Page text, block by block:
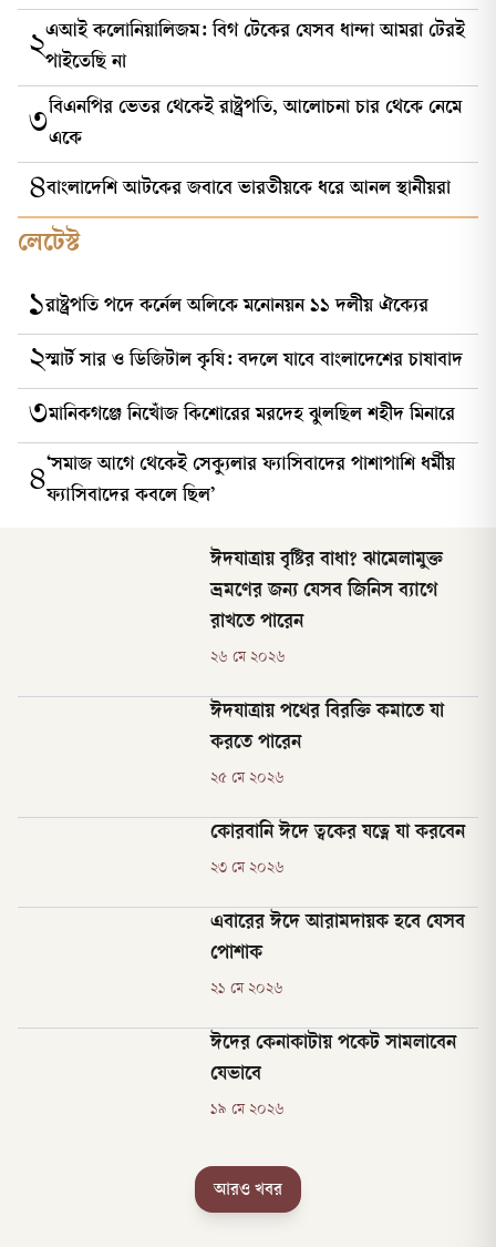
২এআই কলোনিয়ালিজম: বিগ টেকের যেসব ধান্দা আমরা টেরই
পাইতেছি না
৩বিএনপির ভেতর থেকেই রাষ্ট্রপতি, আলোচনা চার থেকে নেমে
একে
৪বাংলাদেশি আটকের জবাবে ভারতীয়কে ধরে আনল স্থানীয়রা
লেটেস্ট
১রাষ্ট্রপতি পদে কর্নেল অলিকে মনোনয়ন ১১ দলীয় ঐক্যের
২স্মার্ট সার ও ডিজিটাল কৃষি: বদলে যাবে বাংলাদেশের চাষাবাদ
৩মানিকগঞ্জে নিখোঁজ কিশোরের মরদেহ ঝুলছিল শহীদ মিনারে
৪‘সমাজ আগে থেকেই সেক্যুলার ফ্যাসিবাদের পাশাপাশি ধর্মীয়
ফ্যাসিবাদের কবলে ছিল’
ঈদযাত্রায় বৃষ্টির বাধা? ঝামেলামুক্ত
ভ্রমণের জন্য যেসব জিনিস ব্যাগে
রাখতে পারেন
২৬ মে ২০২৬
ঈদযাত্রায় পথের বিরক্তি কমাতে যা
করতে পারেন
২৫ মে ২০২৬
কোরবানি ঈদে ত্বকের যত্নে যা করবেন
২৩ মে ২০২৬
এবারের ঈদে আরামদায়ক হবে যেসব
পোশাক
২১ মে ২০২৬
ঈদের কেনাকাটায় পকেট সামলাবেন
যেভাবে
১৯ মে ২০২৬
আরও খবর